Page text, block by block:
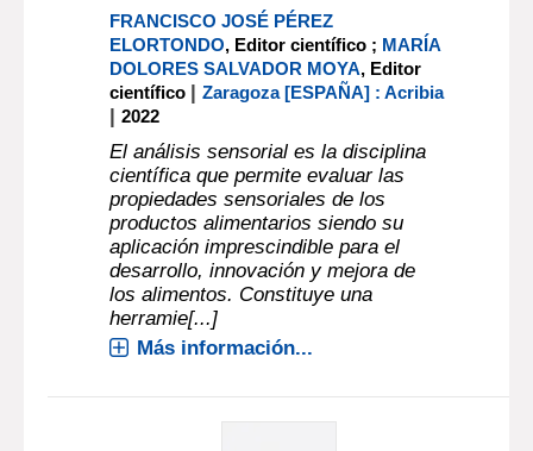
FRANCISCO JOSÉ PÉREZ
ELORTONDO, Editor científico ; MARÍA
DOLORES SALVADOR MOYA, Editor
científico |Zaragoza [ESPAÑA] : Acribia
|2022
El análisis sensorial es la disciplina
científica que permite evaluar las
propiedades sensoriales de los
productos alimentarios siendo su
aplicación imprescindible para el
desarrollo, innovación y mejora de
los alimentos. Constituye una
herramie[...]
Más información...